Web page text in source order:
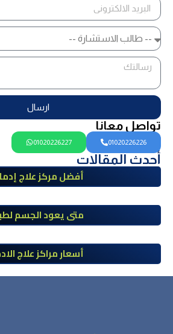
ارسال
تواصل معانا
01020226226
01020226227
أحدث المقالات
أفضل مركز علاج
طبي
متى يعود الجسم
أسعار مراكز علاج
تبلغ التكلفة وما